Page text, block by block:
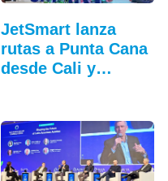
JetSmart lanza
rutas a Punta Cana
desde Cali y